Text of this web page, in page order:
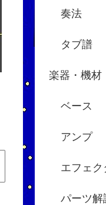
奏法
タブ譜
楽器・機材
ベース
アンプ
エフェク
パーツ解